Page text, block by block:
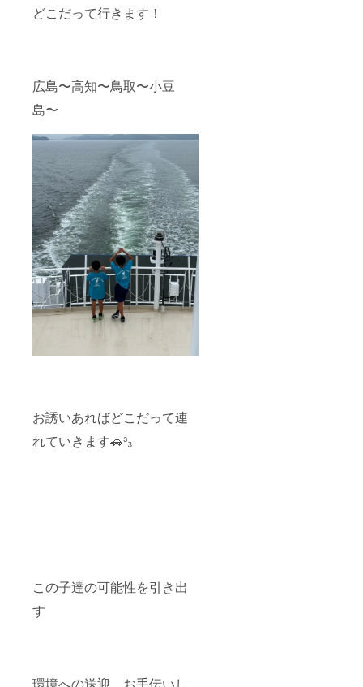
どこだって行きます！
広島〜高知〜鳥取〜小豆
島〜
お誘いあればどこだって連
れていきます🚗³₃
この子達の可能性を引き出
す
環境への送迎、お手伝いし